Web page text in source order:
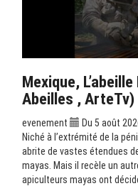
Mexique,
Abeilles , ArteTv)
evenement
Du 5 août
Niché à l’extrémité de la
abrite de vastes étendues
mayas. Mais il recèle un
apiculteurs mayas ont